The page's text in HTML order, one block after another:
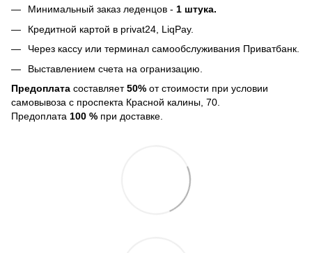
Минимальный заказ леденцов - 1 штука.
Кредитной картой в privat24, LiqPay.
Через кассу или терминал самообслуживания Приватбанк.
Выставлением счета на огранизацию.
Предоплата составляет50% от стоимости при условии
самовывоза с проспекта Красной калины, 70.
Предоплата 100 % при доставке.